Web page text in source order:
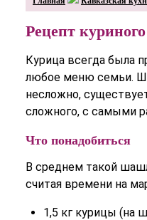
Рецепт
Курица всегда была
любое меню семьи.
несложно,
сложного, с самыми
Что понадобиться
В среднем такой
считая времени на
1,5 кг курицы (на